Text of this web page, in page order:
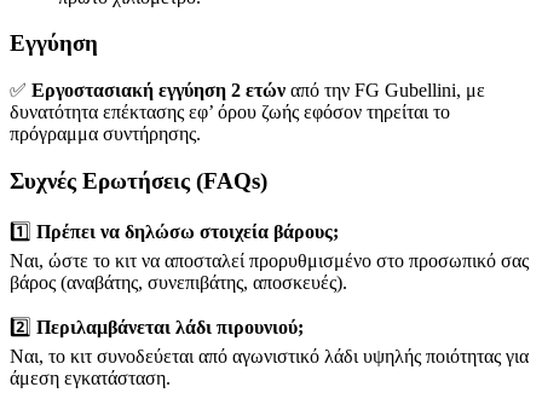
Εγγύηση
✅ Εργοστασιακή εγγύηση 2 ετών από την FG Gubellini, με
δυνατότητα επέκτασης εφ’ όρου ζωής εφόσον τηρείται το
πρόγραμμα συντήρησης.
Συχνές Ερωτήσεις (FAQs)
1️⃣ Πρέπει να δηλώσω στοιχεία βάρους;
Ναι, ώστε το κιτ να αποσταλεί προρυθμισμένο στο προσωπικό σας
βάρος (αναβάτης, συνεπιβάτης, αποσκευές).
2️⃣ Περιλαμβάνεται λάδι πιρουνιού;
Ναι, το κιτ συνοδεύεται από αγωνιστικό λάδι υψηλής ποιότητας για
άμεση εγκατάσταση.